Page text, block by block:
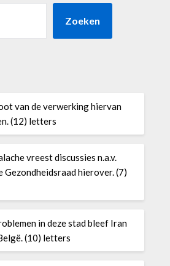
Zoeken
van de verwerking hiervan
(12) letters
vreest discussies n.a.v.
Gezondheidsraad hierover. (7)
in deze stad bleef Iran
(10) letters